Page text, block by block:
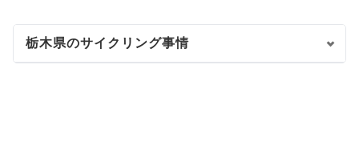
栃木県のサイクリング事情